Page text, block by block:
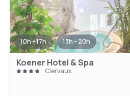
10h - 17h 13h - 20h
Koener Hotel & Spa
Clervaux